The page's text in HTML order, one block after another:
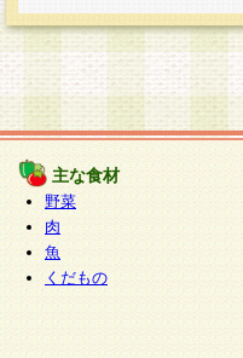
力いただく個
○個人情報の委託
個人情報の取
情報管理基準
が行われるよう
○開示対象個人情
本人からの求
報の利用目的
停止・消去及
といいます。）
開示等に応じる
主な食材
野菜
肉
魚
くだもの